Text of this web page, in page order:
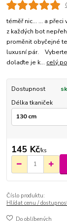
téměř nic... ... a přeci
z každých bot
proměnit obyčejné
luxusní pár. Vyberte
dolaďte je k... celý
Dostupnost
Délka tkaniček
145 Kč/ks
Číslo produktu:
Hlídat cenu /
Do oblíbených